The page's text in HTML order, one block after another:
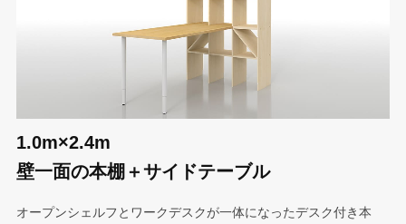
1.0m×2.4m
壁一面の本棚＋サイドテーブル
オープンシェルフとワークデスクが一体になったデスク付き本